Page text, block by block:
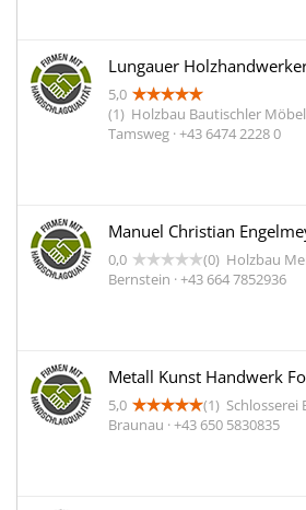
Lungauer
5,0
(1) Holzbau Bautischler
Tamsweg · +43 6474 2228 0
Manuel Christian
0,0 (0) Holzbau
Bernstein · +43 664 7852936
Metall Kunst Handwerk
5,0 (1) Schlosserei
Braunau · +43 650 5830835